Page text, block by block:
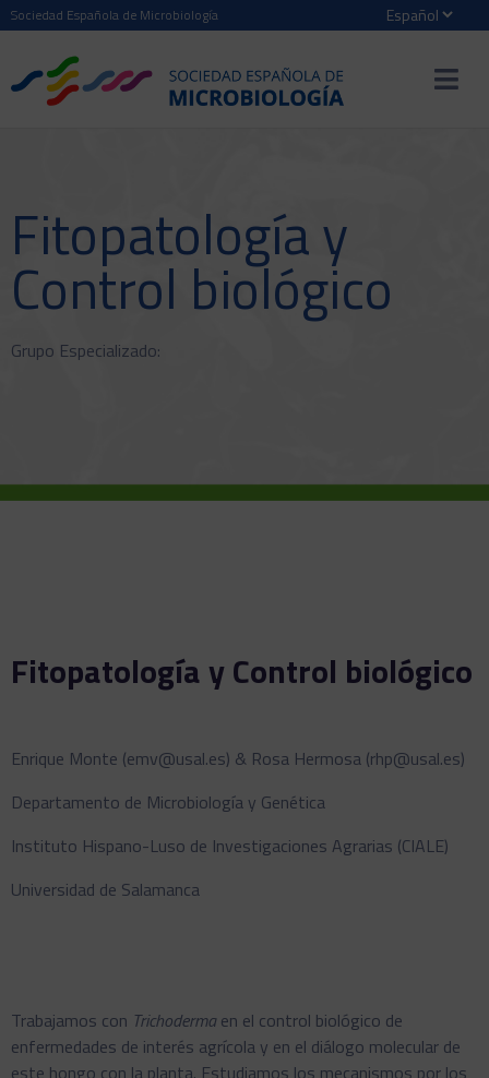
Sociedad Española de Microbiología
Fitopatología y
Control biológico
Grupo Especializado:
Fitopatología y Control biológico
Enrique Monte (emv@usal.es) & Rosa Hermosa (rhp@usal.es)
Departamento de Microbiología y Genética
Instituto Hispano-Luso de Investigaciones Agrarias (CIALE)
Universidad de Salamanca
Trabajamos con Trichoderma en el control biológico de
enfermedades de interés agrícola y en el diálogo molecular de
este hongo con la planta. Estudiamos los mecanismos por los